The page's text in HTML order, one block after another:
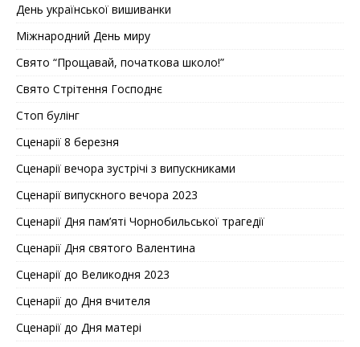
День української вишиванки
Міжнародний День миру
Свято “Прощавай, початкова школо!”
Свято Стрітення Господнє
Стоп булінг
Сценарії 8 березня
Сценарії вечора зустрічі з випускниками
Сценарії випускного вечора 2023
Сценарії Дня пам’яті Чорнобильської трагедії
Сценарії Дня святого Валентина
Сценарії до Великодня 2023
Сценарії до Дня вчителя
Сценарії до Дня матері